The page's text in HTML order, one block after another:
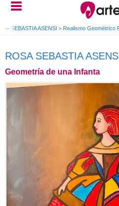
SEBASTIA ASENSI > Realismo Geométrico
ROSA SEBASTIA
Geometría de una Infanta